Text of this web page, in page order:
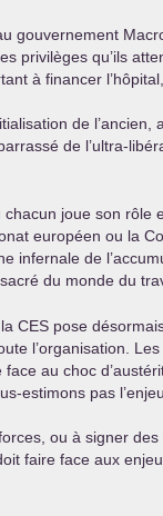
gouvernement
privilèges qu’ils
à financer
de
de l’ultra-
joue son
européen ou la
infernale de
du monde du
CES pose
l’organisation.
au choc
estimons pas
ou à signer
faire face aux